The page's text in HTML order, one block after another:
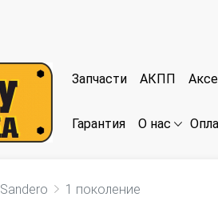
Запчасти АКПП
Гарантия О нас
Sandero
1 поколение